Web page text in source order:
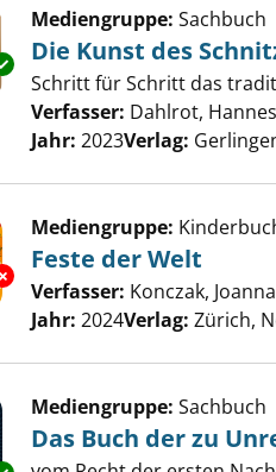
Exemplar-Details von Die
Mediengruppe: Sachbuch
Die Kunst des
Schritt für Schritt das
Verfasser: Dahlrot, Hannes
Jahr: 2023Verlag:
Exemplar-Details von Feste
Mediengruppe:
Feste der Welt
Verfasser: Konczak, Joanna
Jahr: 2024Verlag: Zürich,
Mediengruppe: Sachbuch
Das Buch der zu